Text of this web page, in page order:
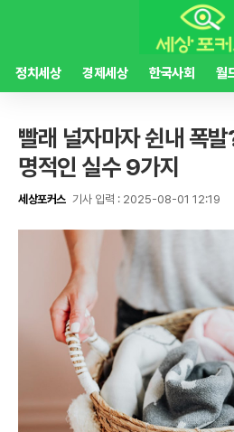
정치세상 경제세상 한국사회 월
빨래 널자마자 쉰내 폭발
명적인 실수 9가지
세상포커스 기사 입력 : 2025-08-01 12:19